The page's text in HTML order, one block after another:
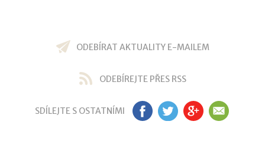
ODEBÍRAT AKTUALITY E-MAILEM
ODEBÍREJTE PŘES RSS
SDÍLEJTE S OSTATNÍMI FB TW GP EM